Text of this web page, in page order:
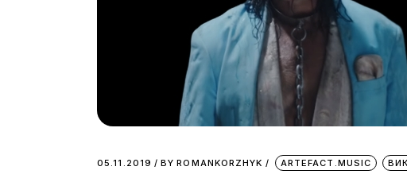
05.11.2019 BY ROMANKORZHYK ARTEFACT.MUSIC